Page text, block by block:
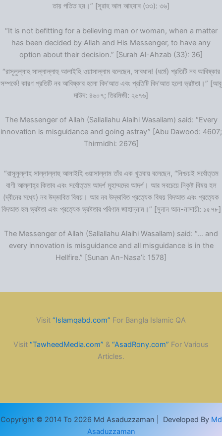
তায় পতিত হয়।” [সূরাহ আল আহযাব (৩৩): ৩৬]
“It is not befitting for a believing man or woman, when a matter
has been decided by Allah and His Messenger, to have any
option about their decision.” [Surah Al-Ahzab (33): 36]
“রাসূলুল্লাহ সাল্লাল্লাহু আলাইহি ওয়াসাল্লাম বলেছেন, সাবধান! (ধর্মে) প্রতিটি নব আবিষ্কার
সম্পর্কে! কারণ প্রতিটি নব আবিষ্কার হলো বিদ‘আত এবং প্রতিটি বিদ‘আত হলো ভ্রষ্টতা।” [আবূ
দাউদ: ৪৬০৭; তিরমিজী: ২৬৭৬]
The Messenger of Allah (Sallallahu Alaihi Wasallam) said: “Every
innovation is misguidance and going astray” [Abu Dawood: 4607;
Thirmidhi: 2676]
“রাসূলুল্লাহ সাল্লাল্লাহু আলাইহি ওয়াসাল্লাম তাঁর এক খুতবায় বলেছেন, “নিশ্চয়ই সর্বোত্তম
বাণী আল্লাহ্‌র কিতাব এবং সর্বোত্তম আদর্শ মুহাম্মদের আদর্শ। আর সবচেয়ে নিকৃষ্ট বিষয় হল
(দ্বীনের মধ্যে) নব উদ্ভাবিত বিষয়। আর নব উদ্ভাবিত প্রত্যেক বিষয় বিদআত এবং প্রত্যেক
বিদআত হল ভ্রষ্টতা এবং প্রত্যেক ভ্রষ্টতার পরিণাম জাহান্নাম।” [সুনান আন-নাসায়ী: ১৫৭৮]
The Messenger of Allah (Sallallahu Alaihi Wasallam) said: “… and
every innovation is misguidance and all misguidance is in the
Hellfire.” [Sunan An-Nasa’i: 1578]
Visit “Islamqabd.com” For Bangla Islamic QA
Visit “TawheedMedia.com” & “AsadRony.com” For Various
Articles.
Copyright © 2014 To 2026 Md Asaduzzaman | Developed By Md
Asaduzzaman